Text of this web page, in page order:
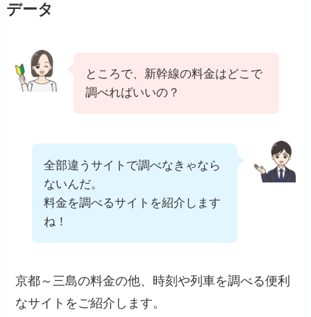
データ
ところで、新幹線の料金はどこで
調べればいいの？
全部違うサイトで調べなきゃなら
ないんだ。
料金を調べるサイトを紹介します
ね！
京都～三島の料金の他、時刻や列車を調べる便利
なサイトをご紹介します。